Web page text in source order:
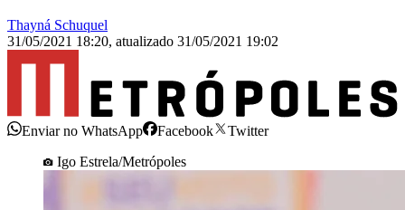
Thayná Schuquel
31/05/2021 18:20, atualizado 31/05/2021 19:02
Enviar no WhatsApp Facebook
Twitter
Igo Estrela/Metrópoles